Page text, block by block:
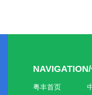
粤丰首页